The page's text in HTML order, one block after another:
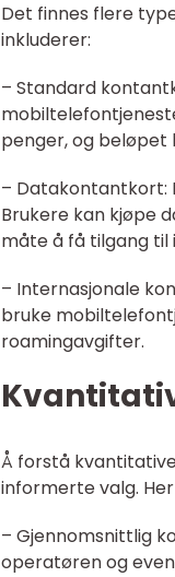
Det finnes flere
inkluderer:
– Standard
penger, og
– Datakontantkort:
Brukere kan kjøpe
måte å få tilgang
– Internasjonale
bruke
roamingavgifter.
Å forstå
informerte valg.
– Gjennomsnittlig
operatøren og